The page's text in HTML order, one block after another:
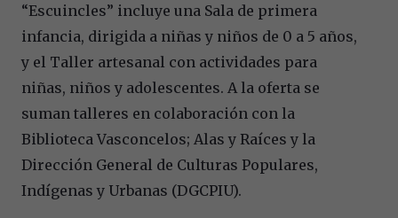
“Escuincles” incluye una Sala de primera
infancia, dirigida a niñas y niños de 0 a 5 años,
y el Taller artesanal con actividades para
niñas, niños y adolescentes. A la oferta se
suman talleres en colaboración con la
Biblioteca Vasconcelos; Alas y Raíces y la
Dirección General de Culturas Populares,
Indígenas y Urbanas (DGCPIU).